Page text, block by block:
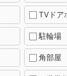
TVドア
駐輪場
角部屋